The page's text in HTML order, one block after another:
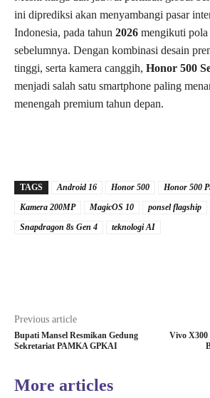
ini diprediksi akan menyambangi pasar
Indonesia, pada tahun 2026 mengikuti pola
sebelumnya. Dengan kombinasi desain
tinggi, serta kamera canggih, Honor 500
menjadi salah satu smartphone paling
menengah premium tahun depan.
TAGS Android 16 Honor 500 Honor 500
Kamera 200MP
MagicOS 10 ponsel flagship
Snapdragon 8s Gen 4
teknologi AI
Previous article
Bupati Mansel Resmikan Gedung
Sekretariat PAMKA GPKAI
Vivo X300
More articles